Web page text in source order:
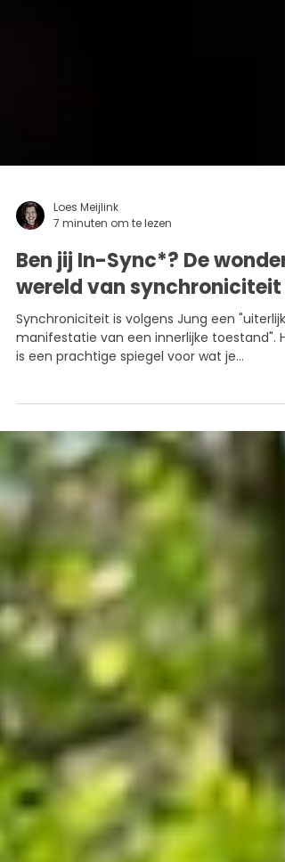
Loes Meijlink
7 minuten om te lezen
Ben jij In-Sync*? De
wereld van synchroniciteit
bezighoudt, bewust óf onbewust. Als je een
beetje een Sherlock Holmes-inborst hebt,
wordt het leven hiermee een spannend
avontuur, een persoonlijke heldenreis..